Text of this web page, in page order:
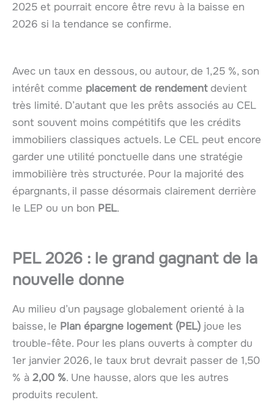
2025 et pourrait encore être revu à la baisse en
2026 si la tendance se confirme.
Avec un taux en dessous, ou autour, de 1,25 %, son
intérêt comme placement de rendementdevient
très limité. D’autant que les prêts associés au CEL
sont souvent moins compétitifs que les crédits
immobiliers classiques actuels. Le CEL peut encore
garder une utilité ponctuelle dans une stratégie
immobilière très structurée. Pour la majorité des
épargnants, il passe désormais clairement derrière
le LEP ou un bon PEL.
PEL 2026 : le grand gagnant de la
nouvelle donne
Au milieu d’un paysage globalement orienté à la
baisse, le Plan épargne logement (PEL) joue les
trouble-fête. Pour les plans ouverts à compter du
1er janvier 2026, le taux brut devrait passer de 1,50
% à 2,00 %. Une hausse, alors que les autres
produits reculent.